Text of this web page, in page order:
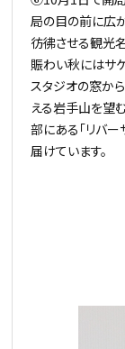
局の目の前に広
彷彿させる観光
賑わい秋にはサ
スタジオの窓か
える岩手山を望
部にある「リバ
届けています。